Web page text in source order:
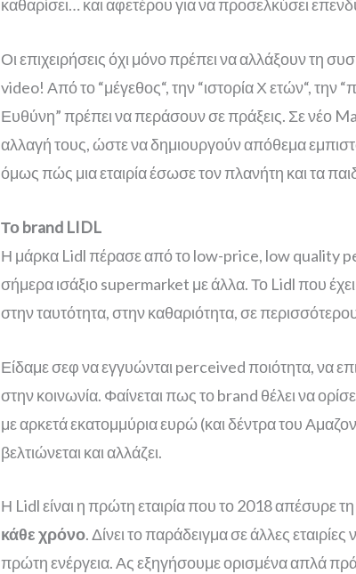
καθαρίσει… και αφετέρου για να προσελκύσει
Οι επιχειρήσεις όχι μόνο πρέπει να αλλάξουν τη
video! Από το “μέγεθος“, την “ιστορία Χ ετών“, την
Ευθύνη” πρέπει να περάσουν σε πράξεις. Σε νέο
αλλαγή τους, ώστε να δημιουργούν απόθεμα
όμως πώς μια εταιρία έσωσε τον πλανήτη και τα
Το brand LIDL
Η μάρκα Lidl πέρασε από το low-price, low quality
σήμερα ισάξιο supermarket με άλλα. Το Lidl που
στην ταυτότητα, στην καθαριότητα, σε
Είδαμε σεφ να εγγυώνται perceived ποιότητα, να
στην κοινωνία. Φαίνεται πως το brand θέλει να
με αρκετά εκατομμύρια ευρώ (και δέντρα του
βελτιώνεται και αλλάζει.
Η Lidl είναι η πρώτη εταιρία που το 2018 απέσυρε
κάθε χρόνο. Δίνει το παράδειγμα σε άλλες
πρώτη ενέργεια. Ας εξηγήσουμε ορισμένα απλά